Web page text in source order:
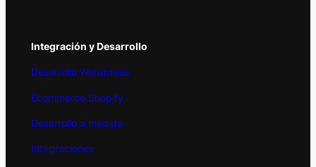
Integración y Desarrollo
Desarrollo Wordpress
Ecommerce Shopify
Desarrollo a medida
Integraciones